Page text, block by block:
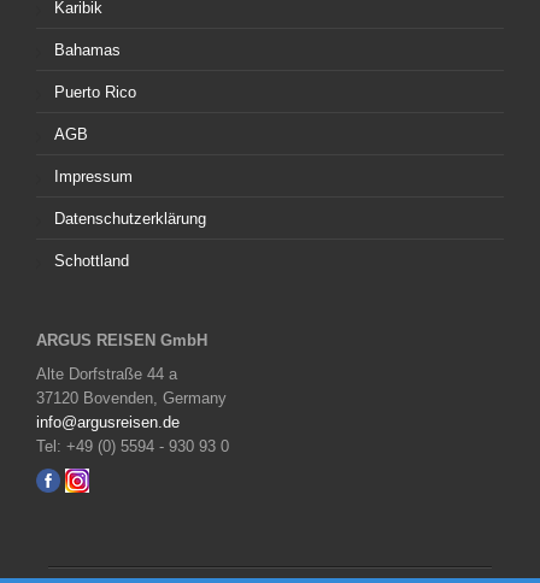
Karibik
Bahamas
Puerto Rico
AGB
Impressum
Datenschutzerklärung
Schottland
ARGUS REISEN GmbH
Alte Dorfstraße 44 a
37120 Bovenden, Germany
info@argusreisen.de
Tel: +49 (0) 5594 - 930 93 0